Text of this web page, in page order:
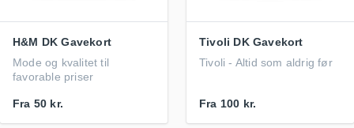
H&M DK Gavekort
Mode og kvalitet til
favorable priser
Fra 50 kr.
Tivoli DK Gavekort
Tivoli - Altid som aldrig før
Fra 100 kr.